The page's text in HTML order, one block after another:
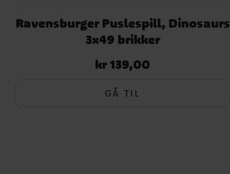
Ravensburger Puslespill, Dinosaurs
3x49 brikker
Pris :kr 139,00
kr 139,00
GÅ TIL